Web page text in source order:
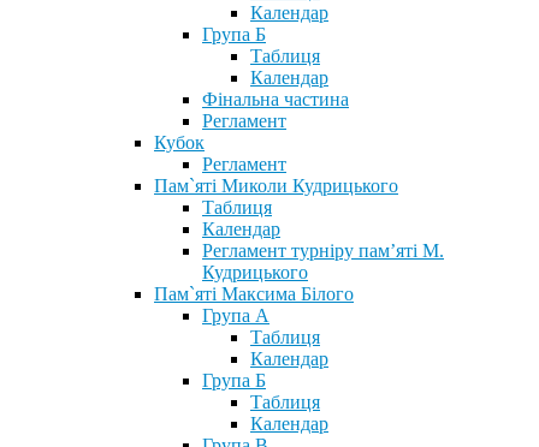
Календар
Група Б
Таблиця
Календар
Фінальна частина
Регламент
Кубок
Регламент
Пам`яті Миколи Кудрицького
Таблиця
Календар
Регламент турніру пам’яті М.
Кудрицького
Пам`яті Максима Білого
Група А
Таблиця
Календар
Група Б
Таблиця
Календар